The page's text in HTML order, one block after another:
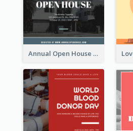
Annual Open House Instagram Post